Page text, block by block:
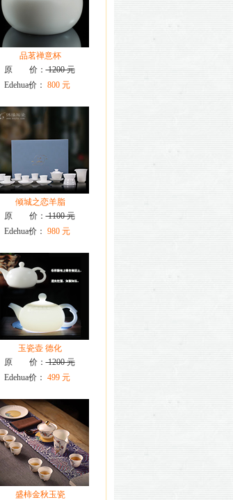
品茗禅意杯
原 价：1200 元
Edehua价： 800 元
倾城之恋羊脂
原 价：1100 元
Edehua价： 980 元
玉瓷壶 德化
原 价：1200 元
Edehua价： 499 元
盛柿金秋玉瓷